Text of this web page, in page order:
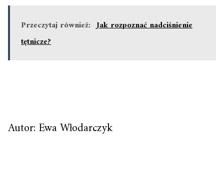
Przeczytaj również: Jak rozpoznać nadciśnienie
tętnicze?
Autor: Ewa Włodarczyk